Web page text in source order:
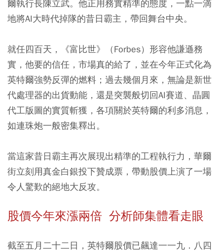
爾執行長陳立武。他正用務實精準的態度，一點一滴
地將AI大時代掉隊的昔日霸主，帶回舞台中央。
就任四百天，《富比世》（Forbes）形容他謙遜務
實，他要的信任，市場真的給了，並在今年正式化為
英特爾強勢反彈的燃料；過去幾個月來，無論是新世
代處理器的出貨動能，還是突襲般切回AI賽道、晶圓
代工版圖的實質斬獲，各項關於英特爾的利多消息，
如連珠炮一般密集釋出。
當這家昔日霸主再次展現出精準的工程執行力，華爾
街立刻用真金白銀投下贊成票，帶動股價上演了一場
令人驚歎的絕地大反攻。
股價今年來漲兩倍 分析師集體看走眼
截至五月二十二日，英特爾股價已飆達一一九．八四